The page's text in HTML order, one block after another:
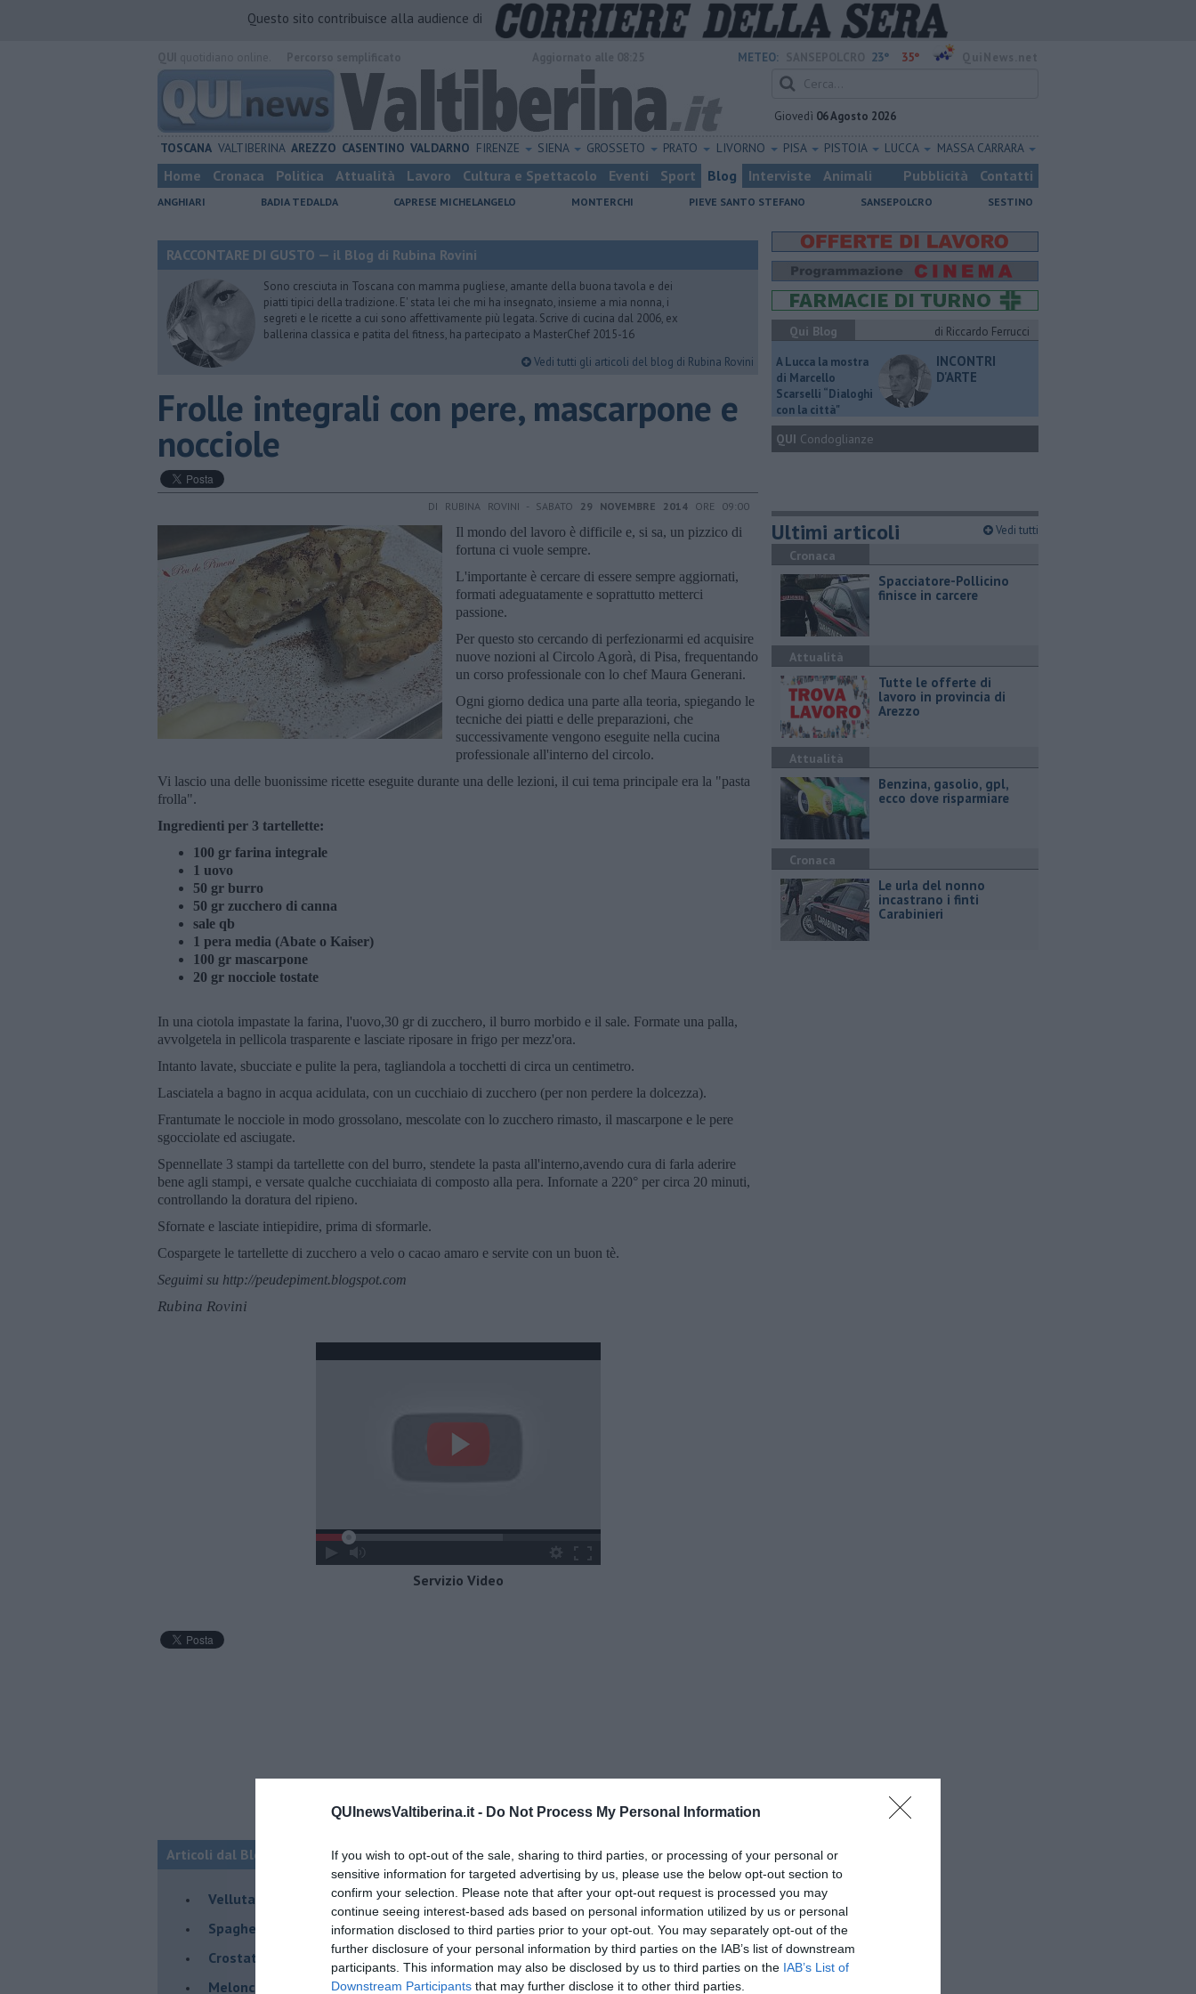
QUInewsValtiberina.it - Do Not Process My Personal Information
If you wish to opt-out of the sale, sharing to third parties, or processing of your personal or
sensitive information for targeted advertising by us, please use the below opt-out section to
confirm your selection. Please note that after your opt-out request is processed you may
continue seeing interest-based ads based on personal information utilized by us or personal
information disclosed to third parties prior to your opt-out. You may separately opt-out of the
further disclosure of your personal information by third parties on the IAB’s list of downstream
participants. This information may also be disclosed by us to third parties on the IAB’s List of
Downstream Participants that may further disclose it to other third parties.
Questo sito contribuisce alla audience di
METEO: 23° 35°
Giovedì 06 Agosto 2026
TOSCANA VALTIBERINA AREZZO CASENTINO VALDARNO FIRENZE SIENA GROSSETO PRATO LIVORNO PISA PISTOIA LUCCA MASSA CARRARA
Home Cronaca Politica Attualità Lavoro Cultura e Spettacolo Eventi Sport Blog Interviste Animali Pubblicità Contatti
ANGHIARI BADIA TEDALDA CAPRESE MICHELANGELO MONTERCHI PIEVE SANTO STEFANO SANSEPOLCRO SESTINO
RACCONTARE DI GUSTO — il Blog di Rubina Rovini
Sono cresciuta in Toscana con mamma pugliese, amante della buona tavola e dei
piatti tipici della tradizione. E' stata lei che mi ha insegnato, insieme a mia nonna, i
segreti e le ricette a cui sono affettivamente più legata. Scrive di cucina dal 2006, ex
ballerina classica e patita del fitness, ha partecipato a MasterChef 2015-16
Vedi tutti gli articoli del blog di Rubina Rovini
Frolle integrali con pere, mascarpone e
nocciole
DI RUBINA ROVINI - SABATO 29 NOVEMBRE 2014 ORE 09:00
Il mondo del lavoro è difficile e, si sa, un pizzico di
fortuna ci vuole sempre.
L'importante è cercare di essere sempre aggiornati,
formati adeguatamente e soprattutto metterci
passione.
Per questo sto cercando di perfezionarmi ed acquisire
nuove nozioni al Circolo Agorà, di Pisa, frequentando
un corso professionale con lo chef Maura Generani.
Ogni giorno dedica una parte alla teoria, spiegando le
tecniche dei piatti e delle preparazioni, che
successivamente vengono eseguite nella cucina
professionale all'interno del circolo.
Vi lascio una delle buonissime ricette eseguite durante una delle lezioni, il cui tema principale era la "pasta
frolla".
Ingredienti per 3 tartellette:
100 gr farina integrale
1 uovo
50 gr burro
50 gr zucchero di canna
sale qb
1 pera media (Abate o Kaiser)
100 gr mascarpone
20 gr nocciole tostate
In una ciotola impastate la farina, l'uovo,30 gr di zucchero, il burro morbido e il sale. Formate una palla,
avvolgetela in pellicola trasparente e lasciate riposare in frigo per mezz'ora.
Intanto lavate, sbucciate e pulite la pera, tagliandola a tocchetti di circa un centimetro.
Lasciatela a bagno in acqua acidulata, con un cucchiaio di zucchero (per non perdere la dolcezza).
Frantumate le nocciole in modo grossolano, mescolate con lo zucchero rimasto, il mascarpone e le pere
sgocciolate ed asciugate.
Spennellate 3 stampi da tartellette con del burro, stendete la pasta all'interno,avendo cura di farla aderire
bene agli stampi, e versate qualche cucchiaiata di composto alla pera. Infornate a 220° per circa 20 minuti,
controllando la doratura del ripieno.
Sfornate e lasciate intiepidire, prima di sformarle.
Cospargete le tartellette di zucchero a velo o cacao amaro e servite con un buon tè.
Seguimi su http://peudepiment.blogspot.com
Rubina Rovini
Servizio Video
Articoli dal Blog “Raccontare di Gusto” di Rubina Rovini
Vellutata di cime di rapa al cumino e latte di cocco
Spaghetti con crema di zucca e...
Crostatina con crema al grana padano, gelatina al melone e lavanda
Meloncino, liquore al melone mantovano IGP
Qui Blog
di Riccardo Ferrucci
A Lucca la mostra
di Marcello
Scarselli “Dialoghi
con la città"
INCONTRI
D'ARTE
QUI Condoglianze
Ultimi articoli Vedi tutti
Cronaca
Spacciatore-Pollicino
finisce in carcere
Attualità
​Tutte le offerte di
lavoro in provincia di
Arezzo
Attualità
​Benzina, gasolio, gpl,
ecco dove risparmiare
Cronaca
Le urla del nonno
incastrano i finti
Carabinieri